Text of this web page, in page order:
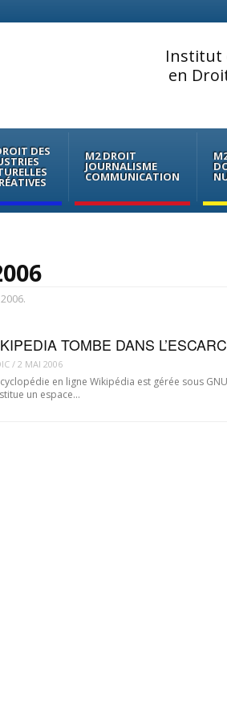
Institut
en
DES M2 DROIT
JOURNALISME
COMMUNICATION
TOMBE DANS
/ 2 MAI 2006
en ligne Wikipédia est gérée sous
un espace…